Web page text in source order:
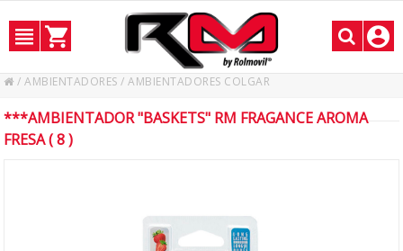
/AMBIENTADORES /AMBIENTADORES COLGAR
***AMBIENTADOR "BASKETS" RM FRAGANCE AROMA
FRESA ( 8 )